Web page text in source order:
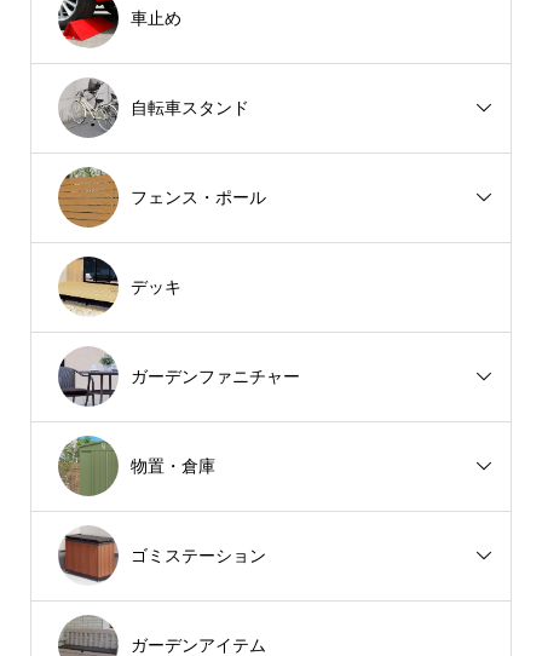
車止め
自転車スタンド
フェンス・ポール
デッキ
ガーデンファニチャー
物置・倉庫
ゴミステーション
ガーデンアイテム